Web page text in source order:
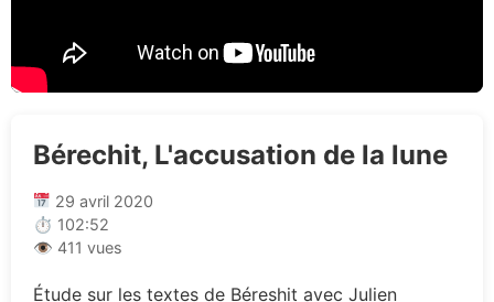
Bérechit, L'accusation de la lune
29 avril 2020
⏱ 102:52
👁 411 vues
Étude sur les textes de Béreshit avec Julien